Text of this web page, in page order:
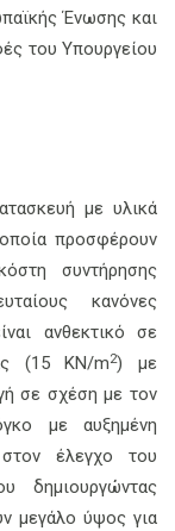
Ένωσης και
του Υπουργείου
με υλικά
προσφέρουν
συντήρησης
κανόνες
ανθεκτικό σε
(15 KN/m2) με
σε σχέση με τον
με αυξημένη
έλεγχο του
δημιουργώντας
μεγάλο ύψος για